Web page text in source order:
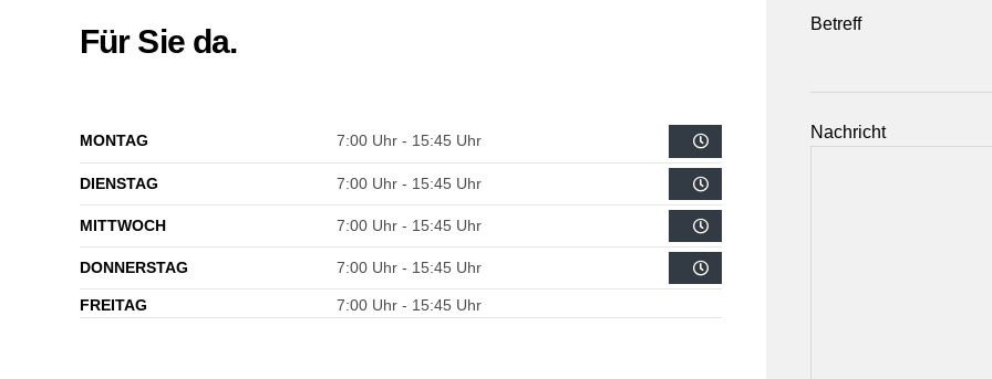
Für Sie da.
MONTAG 7:00 Uhr - 15:45 Uhr
DIENSTAG 7:00 Uhr - 15:45 Uhr
MITTWOCH 7:00 Uhr - 15:45 Uhr
DONNERSTAG 7:00 Uhr - 15:45 Uhr
FREITAG 7:00 Uhr - 15:45 Uhr
Betreff
Nachricht